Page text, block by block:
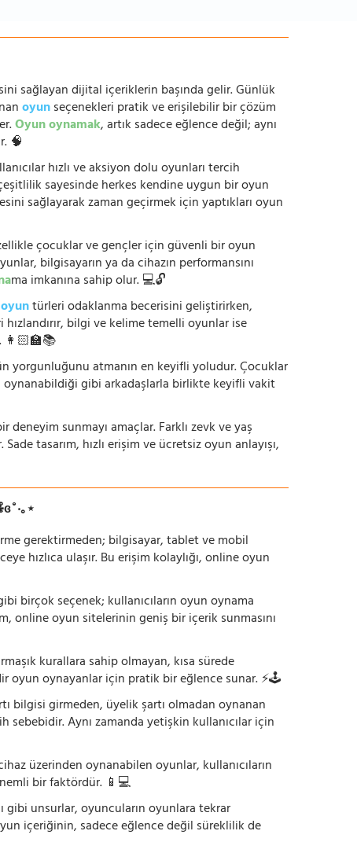
sağlayan dijital içeriklerin başında gelir. Günlük
oyunseçenekleri pratik ve erişilebilir bir çözüm
Oyun oynamak, artık sadece eğlence değil; aynı
🧠
hızlı ve aksiyon dolu oyunları tercih
sayesinde herkes kendine uygun bir oyun
sağlayarak zaman geçirmek için yaptıkları oyun
çocuklar ve gençler için güvenli bir oyun
bilgisayarın ya da cihazın performansını
ma imkanına sahip olur. 💻🔓
oyuntürleri odaklanma becerisini geliştirirken,
bilgi ve kelime temelli oyunlar ise
👩🏻‍🏫📚
yorgunluğunu atmanın en keyifli yoludur. Çocuklar
oynanabildiği gibi arkadaşlarla birlikte keyifli vakit
deneyim sunmayı amaçlar. Farklı zevk ve yaş
tasarım, hızlı erişim ve ücretsiz oyun anlayışı,
｡⋆
gerektirmeden; bilgisayar, tablet ve mobil
hızlıca ulaşır. Bu erişim kolaylığı, online oyun
birçok seçenek; kullanıcıların oyun oynama
online oyun sitelerinin geniş bir içerik sunmasını
kurallara sahip olmayan, kısa sürede
oyun oynayanlar için pratik bir eğlence sunar. ⚡🕹️
bilgisi girmeden, üyelik şartı olmadan oynanan
Aynı zamanda yetişkin kullanıcılar için
üzerinden oynanabilen oyunlar, kullanıcıların
bir faktördür. 📱💻
gibi unsurlar, oyuncuların oyunlara tekrar
içeriğinin, sadece eğlence değil süreklilik de